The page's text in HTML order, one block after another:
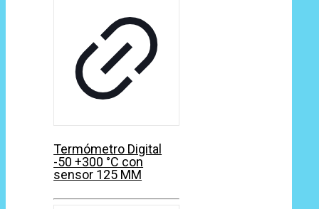
Termómetro Digital
-50 +300 °C con
sensor 125 MM